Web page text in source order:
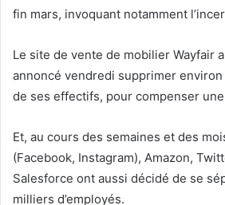
fin mars, invoquant notamment
Le site de vente de mobilier Wayfair
annoncé vendredi supprimer environ
de ses effectifs, pour compenser
Et, au cours des semaines et des
(Facebook, Instagram), Amazon,
Salesforce ont aussi décidé de se
milliers d’employés.